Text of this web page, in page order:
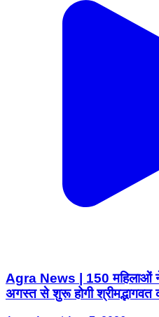
Agra News | 150 महिलाओं ने
अगस्त से शुरू होगी श्रीमद्भागवत